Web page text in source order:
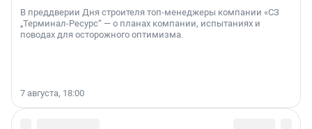
В преддверии Дня строителя топ-менеджеры компании «СЗ
„Терминал-Ресурс“ — о планах компании, испытаниях и
поводах для осторожного оптимизма.
7 августа, 18:00